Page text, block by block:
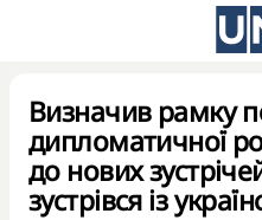
Визначив рамку
дипломатичної
до нових
зустрівся із